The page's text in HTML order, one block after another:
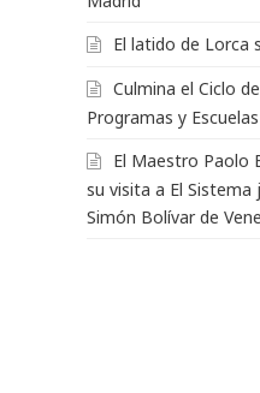
El latido de Lorca
Culmina el Ciclo
Programas y
El Maestro Paolo
su visita a El
Simón Bolívar de